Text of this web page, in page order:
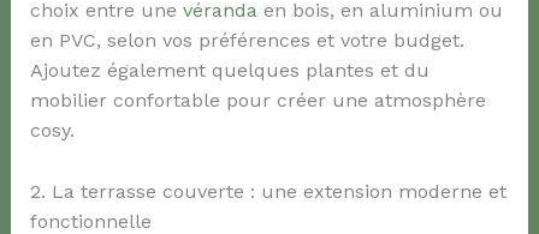
choix entre une vérandaen bois, en aluminium ou
en PVC, selon vos préférences et votre budget.
Ajoutez également quelques plantes et du
mobilier confortable pour créer une atmosphère
cosy.
2. La terrasse couverte : une extension moderne et
fonctionnelle